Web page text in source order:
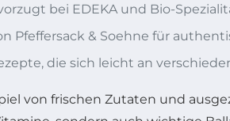
bei EDEKA und Bio-
Pfeffersack & Soehne für
die sich leicht an
von frischen Zutaten und